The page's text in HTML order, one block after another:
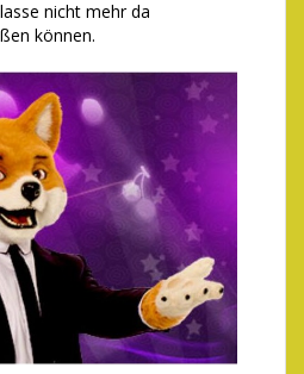
nicht mehr da
können.